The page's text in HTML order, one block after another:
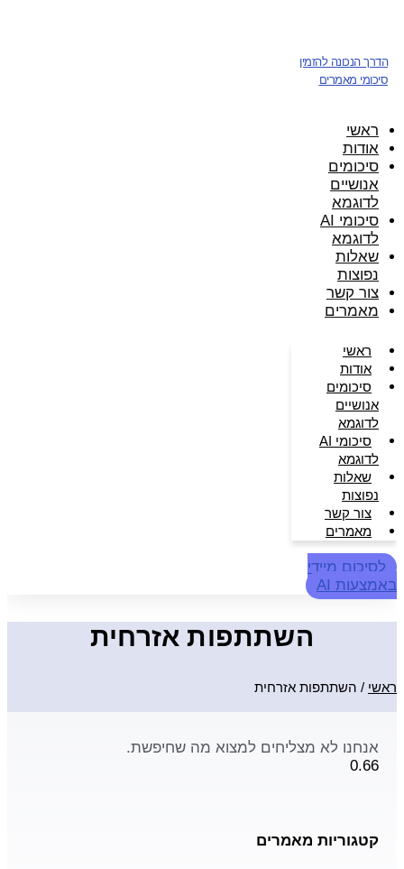
הדרך הנכונה להזמין
סיכומי מאמרים
ראשי
אודות
סיכומים
אנושיים
לדוגמא
סיכומי AI
לדוגמא
שאלות
נפוצות
צור קשר
מאמרים
ראשי
אודות
סיכומים
אנושיים
לדוגמא
סיכומי AI
לדוגמא
שאלות
נפוצות
צור קשר
מאמרים
לסיכום מיידי
באמצעות AI
השתתפות אזרחית
ראשי / השתתפות אזרחית
אנחנו לא מצליחים למצוא מה שחיפשת.
קטגוריות מאמרים